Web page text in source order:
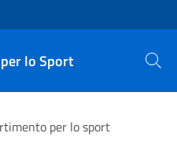
lo Sport Cerca
per lo sport